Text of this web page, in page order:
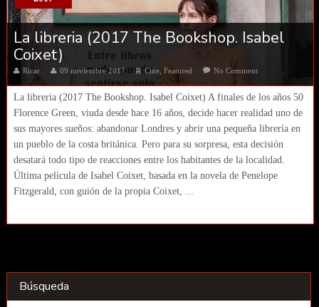
La libreria (2017 The Bookshop. Isabel
Coixet)
Ricar 09 noviembre 2017 Cine, Featured No Comment
La libreria (2017 The Bookshop. Isabel Coixet) A finales de los años 50
Florence Green, viuda desde hace 16 años, decide hacer realidad uno de
sus mayores sueños: abandonar Londres y abrir una pequeña librería en
un pueblo de la costa británica. Pero para su sorpresa, esta decisión
desatará todo tipo de reacciones entre los habitantes de la localidad.
Última película de Isabel Coixet, basada en la novela de Penelope
Fitzgerald, con guión de la propia Coixet, ...
Búsqueda